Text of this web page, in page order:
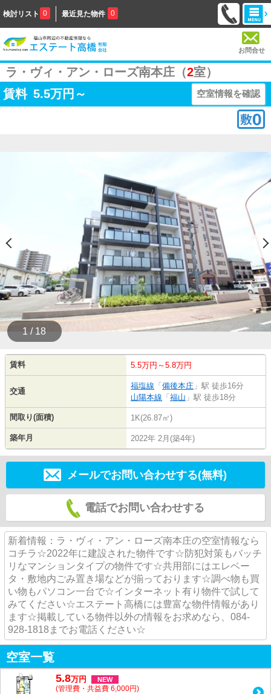
検討リスト 0 最近見た物件 0
お問合せ
ラ・ヴィ・アン・ローズ南本庄（2室）
賃料 5.5万円～ 空室情報を確認
1 / 18
賃料 5.5万円～5.8万円
交通
福塩線 「 備後本庄 」駅 徒歩16分
山陽本線 「 福山 」駅 徒歩18分
間取り(面積) 1K(26.87㎡)
築年月 2022年 2月(築4年)
メールでお問い合わせする(無料)
電話でお問い合わせする
新着情報：ラ・ヴィ・アン・ローズ南本庄の空室情報なら
コチラ☆2022年に建設された物件です☆防犯対策もバッチ
リなマンションタイプの物件です☆共用部にはエレベー
タ・敷地内ごみ置き場などが揃っております☆調べ物も買
い物もパソコン一台で☆インターネット有り物件で試して
みてください☆エステート高橋には豊富な物件情報があり
ます☆掲載している物件以外の情報をお求めなら、084-
928-1818までお電話ください☆
空室一覧
5.8万円 NEW
(管理費・共益費 6,000円)